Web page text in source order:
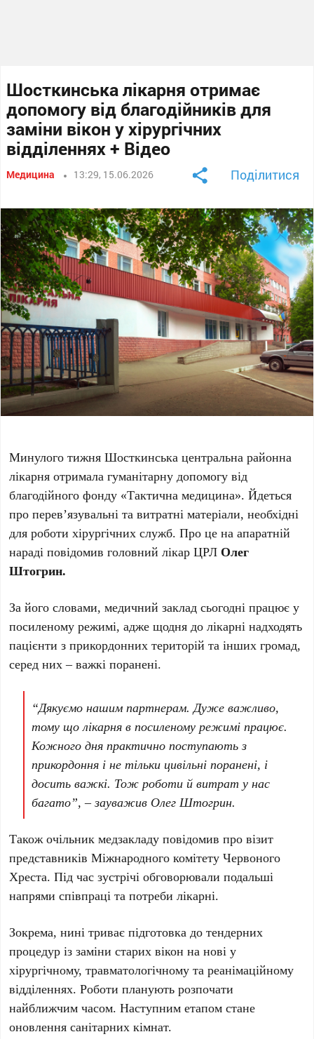
Шосткинська лікарня отримає
допомогу від благодійників для
заміни вікон у хірургічних
відділеннях + Відео
Медицина 13:29, 15.06.2026 Поділитися
Минулого тижня Шосткинська центральна районна
лікарня отримала гуманітарну допомогу від
благодійного фонду «Тактична медицина». Йдеться
про перев’язувальні та витратні матеріали, необхідні
для роботи хірургічних служб. Про це на апаратній
нараді повідомив головний лікар ЦРЛ Олег
Штогрин.
За його словами, медичний заклад сьогодні працює у
посиленому режимі, адже щодня до лікарні надходять
пацієнти з прикордонних територій та інших громад,
серед них – важкі поранені.
“Дякуємо нашим партнерам. Дуже важливо,
тому що лікарня в посиленому режимі працює.
Кожного дня практично поступають з
прикордоння і не тільки цивільні поранені, і
досить важкі. Тож роботи й витрат у нас
багато”, – зауважив Олег Штогрин.
Також очільник медзакладу повідомив про візит
представників Міжнародного комітету Червоного
Хреста. Під час зустрічі обговорювали подальші
напрями співпраці та потреби лікарні.
Зокрема, нині триває підготовка до тендерних
процедур із заміни старих вікон на нові у
хірургічному, травматологічному та реанімаційному
відділеннях. Роботи планують розпочати
найближчим часом. Наступним етапом стане
оновлення санітарних кімнат.